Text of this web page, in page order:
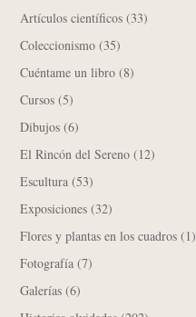
Artículos científicos (33)
Coleccionismo (35)
Cuéntame un libro (8)
Cursos (5)
Dibujos (6)
El Rincón del Sereno (12)
Escultura (53)
Exposiciones (32)
Flores y plantas en los cuadros (1)
Fotografía (7)
Galerías (6)